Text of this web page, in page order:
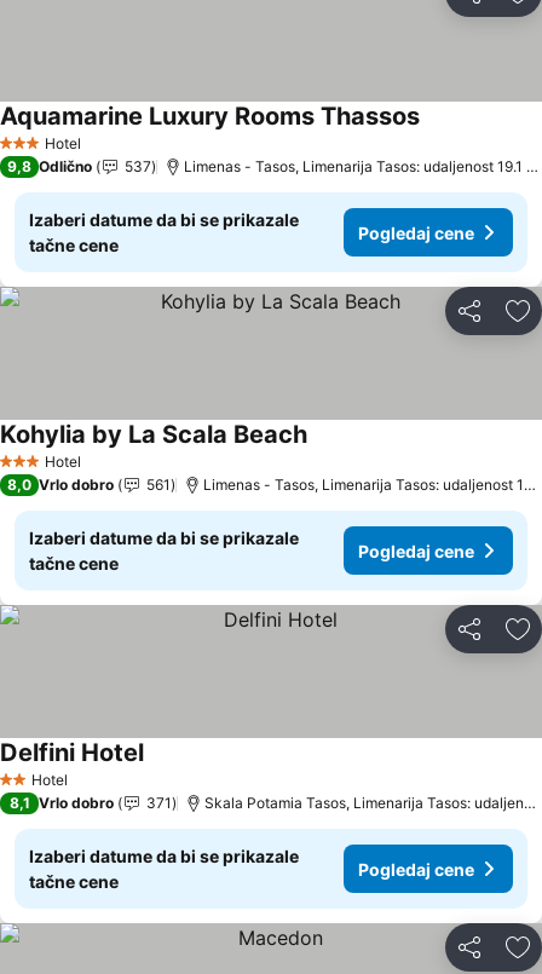
3 Zvezdice
Hotel
Aquamarine Luxury Rooms ThassosPogledaj
9,8 Odlično 537 Limenas - Tasos, Limenarija Tasos: udaljenost 19.1
Izaberi datume da bi se prikazale
tačne cene
Pogledaj cene
Deli
3 Zvezdice
Hotel
Kohylia by La Scala BeachPogledaj cene
8,0 Vrlo dobro 561 Limenas - Tasos, Limenarija Tasos: udaljenost
Izaberi datume da bi se prikazale
tačne cene
Pogledaj cene
Deli
2 Zvezdice
Hotel
Delfini HotelPogledaj cene
8,1 Vrlo dobro 371 Skala Potamia Tasos, Limenarija Tasos:
Izaberi datume da bi se prikazale
tačne cene
Pogledaj cene
Deli